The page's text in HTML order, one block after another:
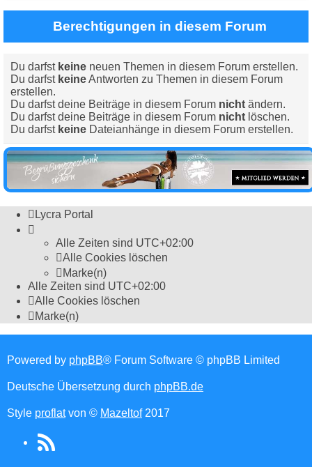
Berechtigungen in diesem Forum
Du darfst keine neuen Themen in diesem Forum erstellen.
Du darfst keineAntworten zu Themen in diesem Forum
erstellen.
Du darfst deine Beiträge in diesem Forum nicht ändern.
Du darfst deine Beiträge in diesem Forum nicht löschen.
Du darfst keine Dateianhänge in diesem Forum erstellen.
Lycra Portal
Alle Zeiten sind UTC+02:00
Alle Cookies löschen
Marke(n)
Alle Zeiten sind UTC+02:00
Alle Cookies löschen
Marke(n)
Powered by phpBB® Forum Software © phpBB Limited
Deutsche Übersetzung durch phpBB.de
Style proflatvon © Mazeltof2017
RSS